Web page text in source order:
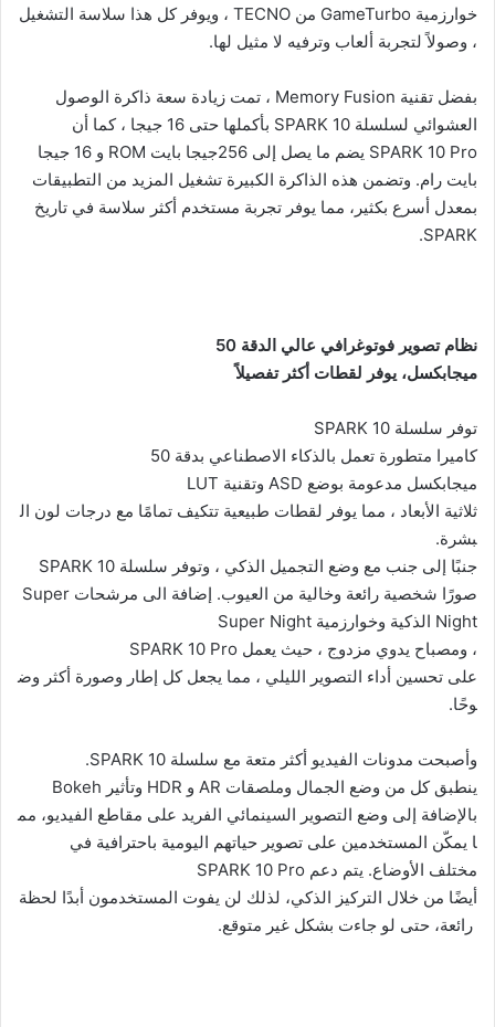
خوارزمية GameTurbo من TECNO ، ويوفر كل هذا سلاسة التشغيل
، وصولاً لتجربة ألعاب وترفيه لا مثيل لها.
بفضل تقنية Memory Fusion ، تمت زيادة سعة ذاكرة الوصول
العشوائي لسلسلة SPARK 10 بأكملها حتى 16 جيجا ، كما أن
SPARK 10 Pro يضم ما يصل إلى 256جيجا بايت ROM و 16 جيجا
بايت رام. وتضمن هذه الذاكرة الكبيرة تشغيل المزيد من التطبيقات
بمعدل أسرع بكثير، مما يوفر تجربة مستخدم أكثر سلاسة في تاريخ
SPARK.
نظام تصوير فوتوغرافي عالي الدقة
ميجابكسل، يوفر لقطات أكثر تفصيلاً
توفر سلسلة SPARK 10
كاميرا متطورة تعمل بالذكاء الاصطناعي بدقة 50
ميجابكسل مدعومة بوضع ASD وتقنية LUT
ثلاثية الأبعاد ، مما يوفر لقطات طبيعية تتكيف تمامًا مع درجات لون ال
بشرة.
جنبًا إلى جنب مع وضع التجميل الذكي ، وتوفر سلسلة SPARK 10
صورًا شخصية رائعة وخالية من العيوب. إضافة الى مرشحات Super
Night الذكية وخوارزمية Super Night
، ومصباح يدوي مزدوج ، حيث يعمل SPARK 10 Pro
على تحسين أداء التصوير الليلي ، مما يجعل كل إطار وصورة أكثر وض
وحًا.
وأصبحت مدونات الفيديو أكثر متعة مع سلسلة SPARK 10.
ينطبق كل من وضع الجمال وملصقات AR و HDR وتأثير Bokeh
بالإضافة إلى وضع التصوير السينمائي الفريد على مقاطع الفيديو، مم
ا يمكّن المستخدمين على تصوير حياتهم اليومية باحترافية في
مختلف الأوضاع. يتم دعم SPARK 10 Pro
أيضًا من خلال التركيز الذكي، لذلك لن يفوت المستخدمون أبدًا لحظة
رائعة، حتى لو جاءت بشكل غير متوقع.